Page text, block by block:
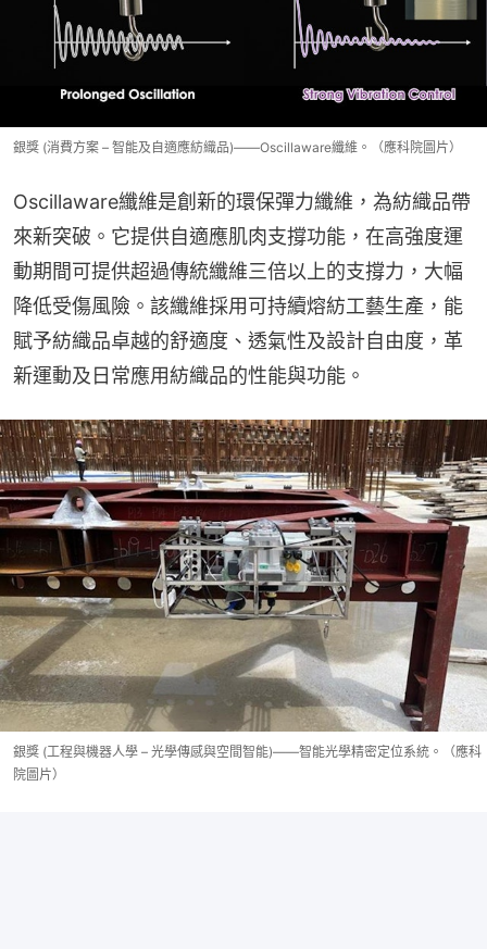
銀獎 (消費方案 – 智能及自適應紡織品)——Oscillaware纖維。（應科院圖片）
Oscillaware纖維是創新的環保彈力纖維，為紡織品帶
來新突破。它提供自適應肌肉支撐功能，在高強度運
動期間可提供超過傳統纖維三倍以上的支撐力，大幅
降低受傷風險。該纖維採用可持續熔紡工藝生產，能
賦予紡織品卓越的舒適度、透氣性及設計自由度，革
新運動及日常應用紡織品的性能與功能。
銀獎 (工程與機器人學 – 光學傳感與空間智能)——智能光學精密定位系統。（應科
院圖片）